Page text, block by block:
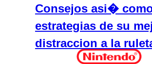
Consejos asi�
estrategias de su
distraccion a la